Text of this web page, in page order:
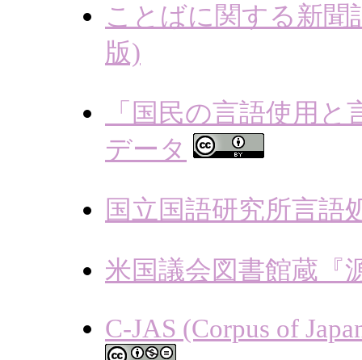
ことばに関する新
版)
「国民の言語使用
データ
国立国語研究所言語
米国議会図書館蔵『
C-JAS (Corpus of